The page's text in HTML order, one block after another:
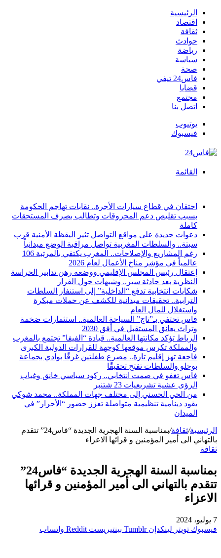
الرئيسية
اقتصاد
ثقافة
حوادث
رياضة
سياسة
صحة
فاس24 تيفي
قضايا
مجتمع
اتصل بنا
يوتيوب
فيسبوك
القائمة
احتقان في قطاع سيارات الأجرة.. نقابات تهاجم الحكومة
بسبب تقليص دعم المحروقات وتطالب بصرف المستحقات
كاملة
دعوات جديدة على مواقع التواصل تثير اليقظة الأمنية قرب
سبتة.. والسلطات المغربية تواصل مراقبة الوضع ميدانياً
رغم المشاريع والإصلاحات.. المغرب يكتفي بالمرتبة 106
عالمياً في مؤشر مناخ الأعمال لعام 2026
إعتقال رئيس المجلس الإقليمي ووضعه رهن تدابير الحراسة
النظرية بعد حادثة سير.. وشبهات حول الفرار
شكايات انتخابية تدفع “الداخلية” إلى استنفار السلطات
الترابية.. تحقيقات ميدانية للكشف عن حملات مبكرة
واستغلال للمال العام
فاس تحتفي بـ”تاج” السياحة العالمية.. استثمارات ضخمة
وتراث يعانق المستقبل في أفق 2030
الرباط تؤكد مكانتها العالمية.. قيادة “الفيفا” تجتمع بالمغرب
والمملكة تكرس موقعها كوجهة للقرارات الدولية الكبرى
فاجعة تهز إقليم تازة.. مصرع طفلتين غرقًا بوادي بجماعة
بوحلو والسلطات تفتح تحقيقًا
فاس تغفو في صمت انتخابي.. ركود سياسي خانق وغياب
الرؤى عشية تشريعيات 23 شتنبر
من الحي الحسني إلى مختلف جهات المملكة.. محمد شوكي
يقود دينامية تنظيمية متواصلة تعزز حضور “الأحرار” في
الميدان
الرئيسية/ثقافة/
بمناسبة السنة الهجرية الجديدة “فاس24” تتقدم
بالتهاني الى أمير المؤمنين و قرائها الاعزاء
ثقافة
بمناسبة السنة الهجرية الجديدة “فاس24”
تتقدم بالتهاني الى أمير المؤمنين و قرائها
الاعزاء
7 يوليو، 2024
فيسبوك تويتر لينكدإن بينتيريست واتساب